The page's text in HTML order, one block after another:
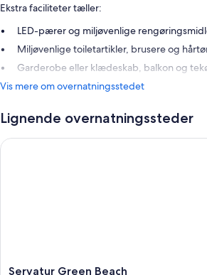
Ekstra faciliteter tæller:
LED-pærer og miljøvenlige
Miljøvenlige toiletartikler, brusere og
Garderobe eller klædeskab, balkon og
Vis mere om overnatningsstedet
Lignende overnatningssteder
Servatur
Servatur Green Beach
Servatur Green Beach